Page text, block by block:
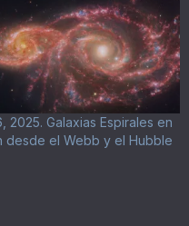
2025. Galaxias Espirales en
desde el Webb y el Hubble